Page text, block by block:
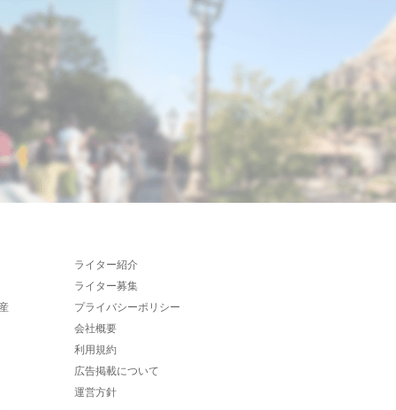
ライター紹介
ライター募集
プライバシーポリシー
会社概要
利用規約
広告掲載について
運営方針